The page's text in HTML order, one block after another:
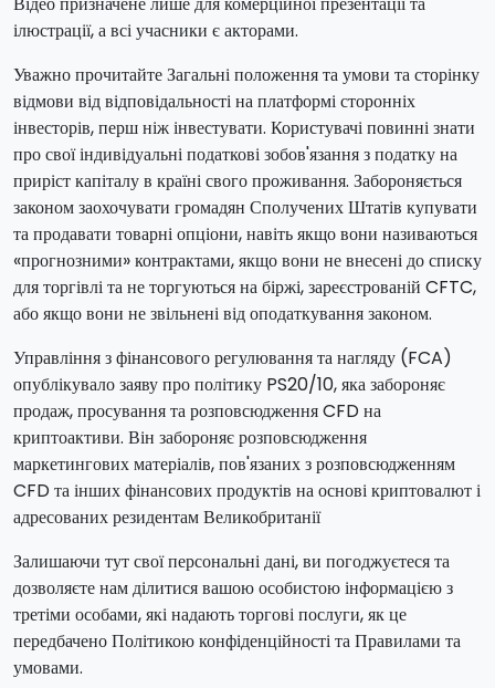
ілюстрації, а всі учасники є акторами.
Уважно прочитайте Загальні положення та умови та сторінку
відмови від відповідальності на платформі сторонніх
інвесторів, перш ніж інвестувати. Користувачі повинні знати
про свої індивідуальні податкові зобов'язання з податку на
приріст капіталу в країні свого проживання. Забороняється
законом заохочувати громадян Сполучених Штатів купувати
та продавати товарні опціони, навіть якщо вони називаються
«прогнозними» контрактами, якщо вони не внесені до списку
для торгівлі та не торгуються на біржі, зареєстрованій CFTC,
або якщо вони не звільнені від оподаткування законом.
Управління з фінансового регулювання та нагляду (FCA)
опублікувало заяву про політику PS20/10, яка забороняє
продаж, просування та розповсюдження CFD на
криптоактиви. Він забороняє розповсюдження
маркетингових матеріалів, пов'язаних з розповсюдженням
CFD та інших фінансових продуктів на основі криптовалют і
адресованих резидентам Великобританії
Залишаючи тут свої персональні дані, ви погоджуєтеся та
дозволяєте нам ділитися вашою особистою інформацією з
третіми особами, які надають торгові послуги, як це
передбачено Політикою конфіденційності та Правилами та
умовами.